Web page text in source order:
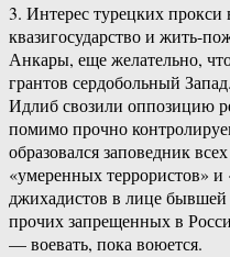
3. Интерес турецких
квазигосударство и жить-
Анкары, еще желательно,
грантов сердобольный
Идлиб свозили оппозицию
помимо прочно
образовался заповедник
«умеренных террористов»
джихадистов в лице
прочих запрещенных в
— воевать, пока воюется.